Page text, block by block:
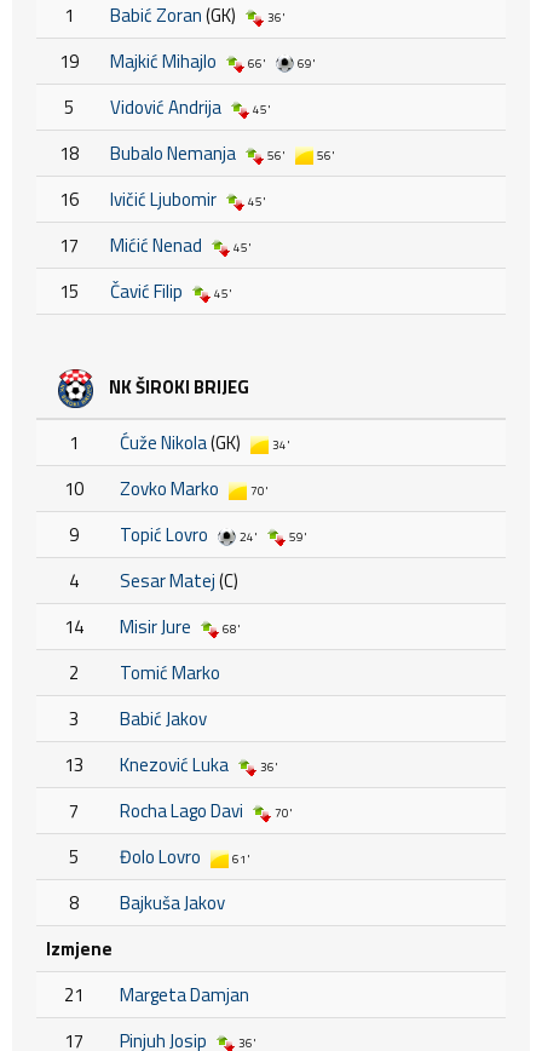
1
Babić Zoran(GK) 36'
19 Majkić Mihajlo 66' 69'
5 Vidović Andrija 45'
18 Bubalo Nemanja 56' 56'
16 Ivičić Ljubomir 45'
17 Mićić Nenad 45'
15 Čavić Filip 45'
NK ŠIROKI BRIJEG
1 Ćuže Nikola(GK) 34'
10 Zovko Marko 70'
9 Topić Lovro 24' 59'
4 Sesar Matej(C)
14
Misir Jure 68'
2
Tomić Marko
3
Babić Jakov
13
Knezović Luka 36'
7 Rocha Lago Davi 70'
5 Đolo Lovro 61'
8
Bajkuša Jakov
Izmjene
21
Margeta Damjan
17
Pinjuh Josip 36'